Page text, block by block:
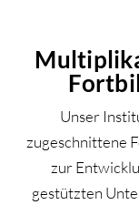
Unser
zugeschnittene
zur
gestützten